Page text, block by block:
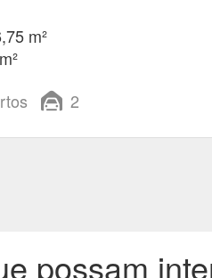
m²
2
possam